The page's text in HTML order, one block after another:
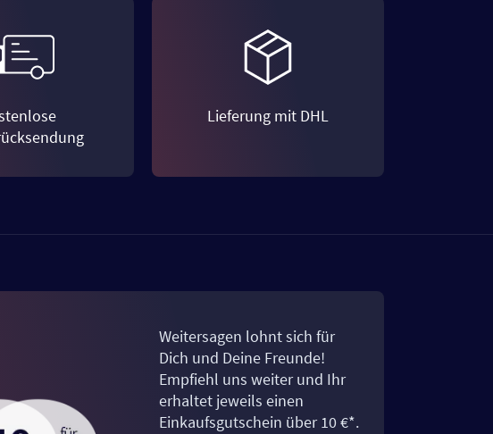
Lieferung mit DHL
Weitersagen lohnt sich für
Dich und Deine Freunde!
Empfiehl uns weiter und Ihr
erhaltet jeweils einen
Einkaufsgutschein über 10 €*.